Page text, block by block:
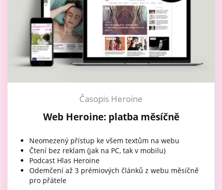
Časopis Heroine
Web Heroine: platba měsíčně
Neomezený přístup ke všem textům na webu
Čtení bez reklam (jak na PC, tak v mobilu)
Podcast Hlas Heroine
Odemčení až 3 prémiových článků z webu měsíčně
pro přátele